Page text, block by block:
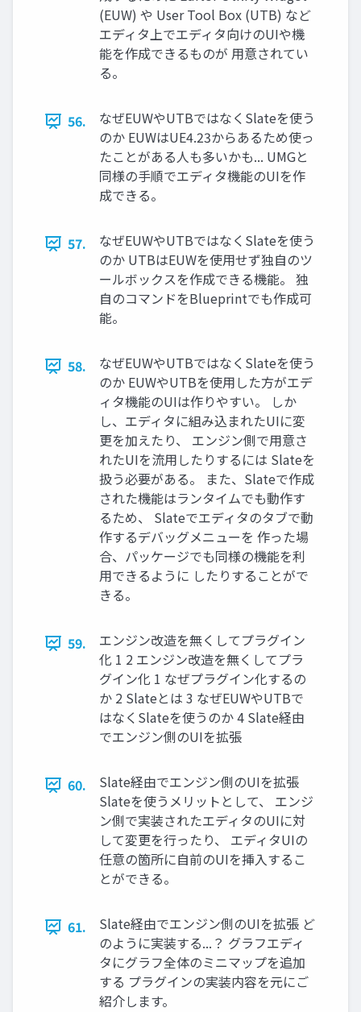
(EUW) や User Tool Box (UTB) など
エディタ上でエディタ向けのUIや機
能を作成できるものが 用意されてい
る。
56.
なぜEUWやUTBではなくSlateを使う
のか EUWはUE4.23からあるため使っ
たことがある人も多いかも... UMGと
同様の手順でエディタ機能のUIを作
成できる。
57.
なぜEUWやUTBではなくSlateを使う
のか UTBはEUWを使用せず独自のツ
ールボックスを作成できる機能。 独
自のコマンドをBlueprintでも作成可
能。
58.
なぜEUWやUTBではなくSlateを使う
のか EUWやUTBを使用した方がエデ
ィタ機能のUIは作りやすい。 しか
し、エディタに組み込まれたUIに変
更を加えたり、 エンジン側で用意さ
れたUIを流用したりするには Slateを
扱う必要がある。 また、Slateで作成
された機能はランタイムでも動作す
るため、 Slateでエディタのタブで動
作するデバッグメニューを 作った場
合、パッケージでも同様の機能を利
用できるように したりすることがで
きる。
59.
エンジン改造を無くしてプラグイン
化 1 2 エンジン改造を無くしてプラ
グイン化 1 なぜプラグイン化するの
か 2 Slateとは 3 なぜEUWやUTBで
はなくSlateを使うのか 4 Slate経由
でエンジン側のUIを拡張
60.
Slate経由でエンジン側のUIを拡張
Slateを使うメリットとして、 エンジ
ン側で実装されたエディタのUIに対
して変更を行ったり、 エディタUIの
任意の箇所に自前のUIを挿入するこ
とができる。
61.
Slate経由でエンジン側のUIを拡張 ど
のように実装する...？ グラフエディ
タにグラフ全体のミニマップを追加
する プラグインの実装内容を元にご
紹介します。